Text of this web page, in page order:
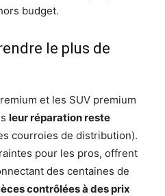
budget.
le plus de
et les SUV premium
leur réparation reste
courroies de distribution).
pour les pros, offrent
des centaines de
contrôlées à des prix